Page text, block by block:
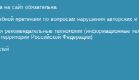
на сайт обязательна
претензии по вопросам нарушения авторских
технологии (информационные
Российской Федерации)